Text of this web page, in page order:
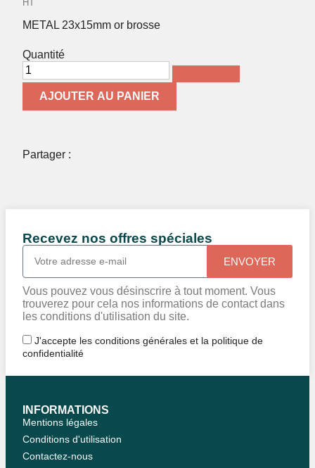
HT
METAL 23x15mm or brosse
Quantité
AJOUTER AU PANIER
Partager :
Recevez nos offres spéciales
Vous pouvez vous désinscrire à tout moment. Vous
trouverez pour cela nos informations de contact dans
les conditions d'utilisation du site.
J'accepte les conditions générales et la politique de
confidentialité
ENVOYER
INFORMATIONS
Mentions légales
Conditions d'utilisation
Contactez-nous